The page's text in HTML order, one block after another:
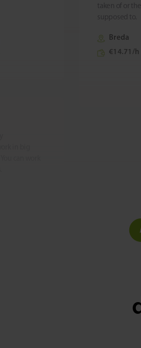
taken of or
Breda
€14.71/